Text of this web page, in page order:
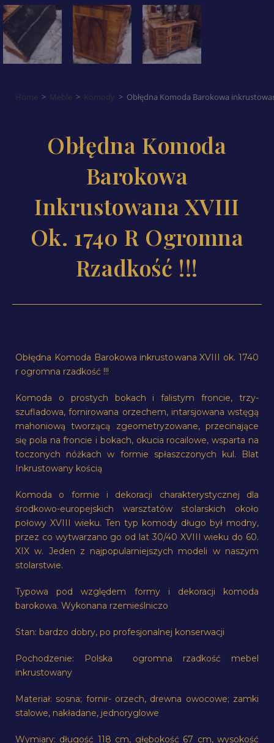
Home > Meble > Komody > Obłędna Komoda Barokowa
Obłędna Komoda
Barokowa
Inkrustowana XVIII
Ok. 1740 R Ogromna
Rzadkość !!!
Obłędna Komoda Barokowa inkrustowana XVIII ok. 1740
r ogromna rzadkość !!!
Komoda o prostych bokach i falistym froncie, trzy-
szufladowa, fornirowana orzechem, intarsjowana wstęgą
mahoniową tworzącą zgeometryzowane, przecinające
się pola na froncie i bokach, okucia rocailowe, wsparta na
toczonych nóżkach w formie spłaszczonych kul. Blat
Inkrustowany kością
Komoda o formie i dekoracji charakterystycznej dla
środkowo-europejskich warsztatów stolarskich około
połowy XVIII wieku. Ten typ komody długo był modny,
przez co wytwarzano go od lat 30/40 XVIII wieku do 60.
XIX w. Jeden z najpopularniejszych modeli w naszym
stolarstwie.
Typowa pod względem formy i dekoracji komoda
barokowa. Wykonana rzemieślniczo
Stan: bardzo dobry, po profesjonalnej konserwacji
Pochodzenie: Polska ogromna rzadkość mebel
inkrustowany
Materiał: sosna; fornir- orzech, drewna owocowe; zamki
stalowe, nakładane, jednoryglowe
Wymiary: długość 118 cm, głębokość 67 cm, wysokość